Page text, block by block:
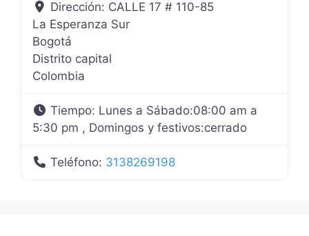
Dirección: CALLE 17 # 110-85
La Esperanza Sur
Bogotá
Distrito capital
Colombia
Tiempo: Lunes a Sábado:08:00 am a
5:30 pm , Domingos y festivos:cerrado
Teléfono: 3138269198